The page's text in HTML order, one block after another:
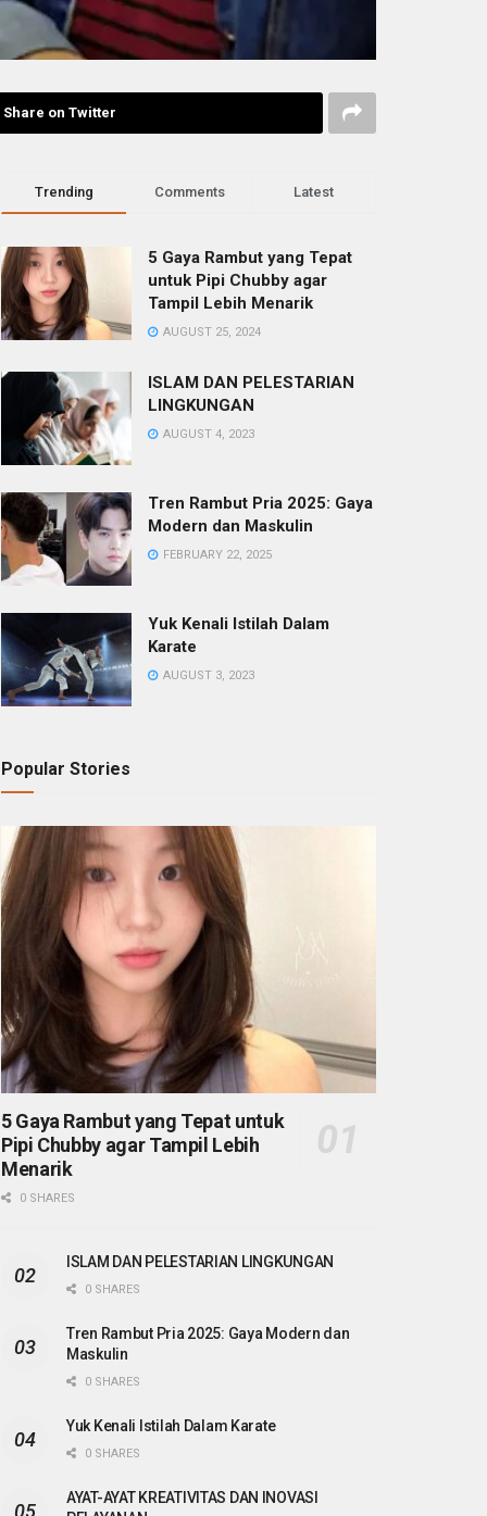
Share on Twitter
Trending Comments Latest
5 Gaya Rambut yang Tepat
untuk Pipi Chubby agar
Tampil Lebih Menarik
AUGUST 25, 2024
ISLAM DAN PELESTARIAN
LINGKUNGAN
AUGUST 4, 2023
Tren Rambut Pria 2025: Gaya
Modern dan Maskulin
FEBRUARY 22, 2025
Yuk Kenali Istilah Dalam
Karate
AUGUST 3, 2023
Popular Stories
5 Gaya Rambut yang Tepat untuk
Pipi Chubby agar Tampil Lebih
Menarik
0 SHARES
ISLAM DAN PELESTARIAN LINGKUNGAN
0 SHARES
Tren Rambut Pria 2025: Gaya Modern dan
Maskulin
0 SHARES
Yuk Kenali Istilah Dalam Karate
0 SHARES
AYAT-AYAT KREATIVITAS DAN INOVASI